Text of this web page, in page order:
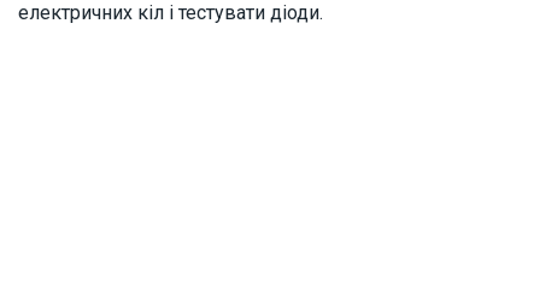
електричних кіл і тестувати діоди.